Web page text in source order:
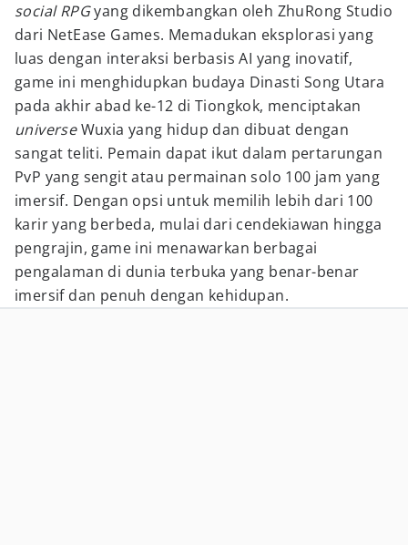
social RPGyang dikembangkan oleh ZhuRong Studio
dari NetEase Games. Memadukan eksplorasi yang
luas dengan interaksi berbasis AI yang inovatif,
game ini menghidupkan budaya Dinasti Song Utara
pada akhir abad ke-12 di Tiongkok, menciptakan
universeWuxia yang hidup dan dibuat dengan
sangat teliti. Pemain dapat ikut dalam pertarungan
PvP yang sengit atau permainan solo 100 jam yang
imersif. Dengan opsi untuk memilih lebih dari 100
karir yang berbeda, mulai dari cendekiawan hingga
pengrajin, game ini menawarkan berbagai
pengalaman di dunia terbuka yang benar-benar
imersif dan penuh dengan kehidupan.